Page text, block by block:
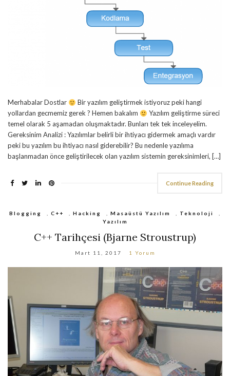
Merhabalar Dostlar
Bir yazılım geliştirmek istiyoruz peki hangi
yollardan gecmemiz gerek ? Hemen bakalım
Yazılım geliştirme süreci
temel olarak 5 aşamadan oluşmaktadır. Bunları tek tek inceleyelim.
Gereksinim Analizi : Yazılımlar belirli bir ihtiyacı gidermek amaçlı vardır
peki bu yazılım bu ihtiyacı nasıl giderebilir? Bu nedenle yazılıma
başlanmadan önce geliştirilecek olan yazılım sistemin gereksinimleri, […]
Continue Reading
Blogging C++ Hacking Masaüstü Yazılım Teknoloji
Yazılım
C++ Tarihçesi (Bjarne Stroustrup)
Mart 11, 2017 1 Yorum